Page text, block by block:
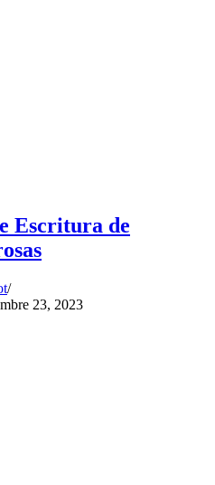
Escritura de
23, 2023